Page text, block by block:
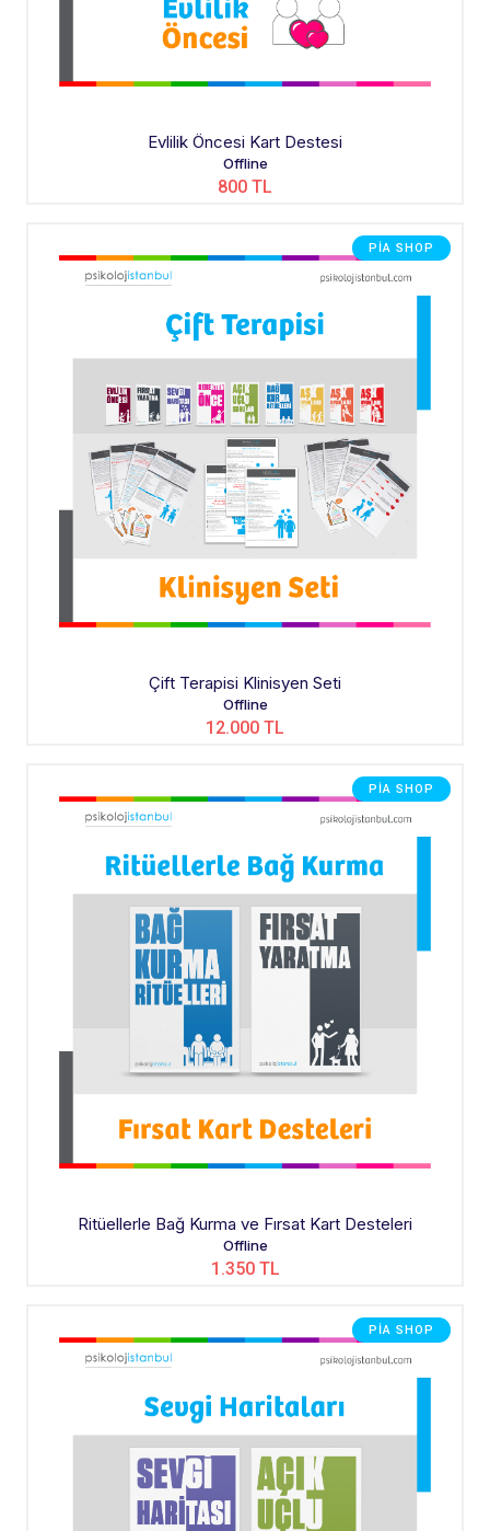
Evlilik Öncesi Kart Destesi
Offline
800 TL
PIA SHOP
Çift Terapisi Klinisyen Seti
Offline
12.000 TL
PIA SHOP
Ritüellerle Bağ Kurma ve Fırsat Kart Desteleri
Offline
1.350 TL
PIA SHOP